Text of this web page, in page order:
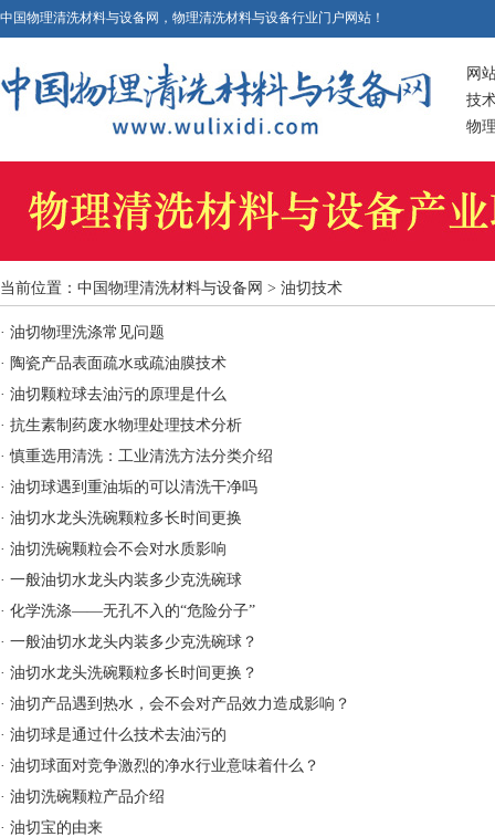
中国物理清洗材料与设备网，物理清洗材料与设备行业门户网站！
网
技
物
当前位置： 中国物理清洗材料与设备网 > 油切技术
· 油切物理洗涤常见问题
· 陶瓷产品表面疏水或疏油膜技术
· 油切颗粒球去油污的原理是什么
· 抗生素制药废水物理处理技术分析
·慎重选用清洗：工业清洗方法分类介绍
· 油切球遇到重油垢的可以清洗干净吗
· 油切水龙头洗碗颗粒多长时间更换
· 油切洗碗颗粒会不会对水质影响
· 一般油切水龙头内装多少克洗碗球
· 化学洗涤——无孔不入的“危险分子”
· 一般油切水龙头内装多少克洗碗球？
· 油切水龙头洗碗颗粒多长时间更换？
· 油切产品遇到热水，会不会对产品效力造成影响？
· 油切球是通过什么技术去油污的
· 油切球面对竞争激烈的净水行业意味着什么？
· 油切洗碗颗粒产品介绍
· 油切宝的由来